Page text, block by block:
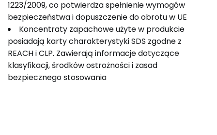
1223/2009, co potwierdza spełnienie wymogów
bezpieczeństwa i dopuszczenie do obrotu w UE
Koncentraty zapachowe użyte w produkcie
posiadają karty charakterystyki SDS zgodne z
REACH i CLP. Zawierają informacje dotyczące
klasyfikacji, środków ostrożności i zasad
bezpiecznego stosowania